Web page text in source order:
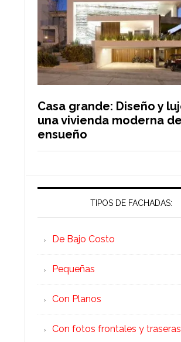
Casa grande: Diseño y
una vivienda moderna de
ensueño
TIPOS DE FACHADAS:
De Bajo Costo
Pequeñas
Con Planos
Con fotos frontales y traseras